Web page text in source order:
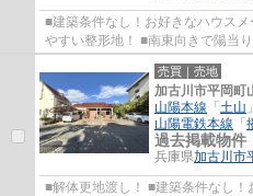
■建築条件なし！お好きなハウス
やすい整形地！ ■南東向きで陽当
売買｜売地
加古川市平岡町
山陽本線 「土山
山陽電鉄本線 「
過去掲載物件
兵庫県加古川市
■解体更地渡し！ ■建築条件なし